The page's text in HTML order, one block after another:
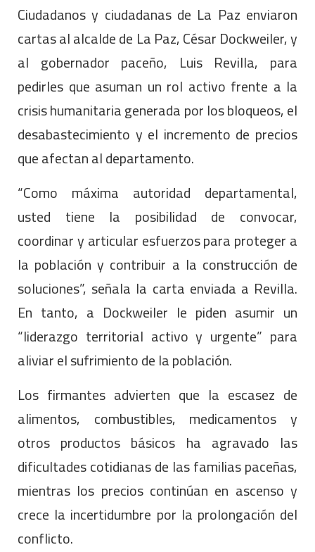
Ciudadanos y ciudadanas de La Paz enviaron
cartas al alcalde de La Paz, César Dockweiler, y
al gobernador paceño, Luis Revilla, para
pedirles que asuman un rol activo frente a la
crisis humanitaria generada por los bloqueos, el
desabastecimiento y el incremento de precios
que afectan al departamento.
“Como máxima autoridad departamental,
usted tiene la posibilidad de convocar,
coordinar y articular esfuerzos para proteger a
la población y contribuir a la construcción de
soluciones”, señala la carta enviada a Revilla.
En tanto, a Dockweiler le piden asumir un
“liderazgo territorial activo y urgente” para
aliviar el sufrimiento de la población.
Los firmantes advierten que la escasez de
alimentos, combustibles, medicamentos y
otros productos básicos ha agravado las
dificultades cotidianas de las familias paceñas,
mientras los precios continúan en ascenso y
crece la incertidumbre por la prolongación del
conflicto.